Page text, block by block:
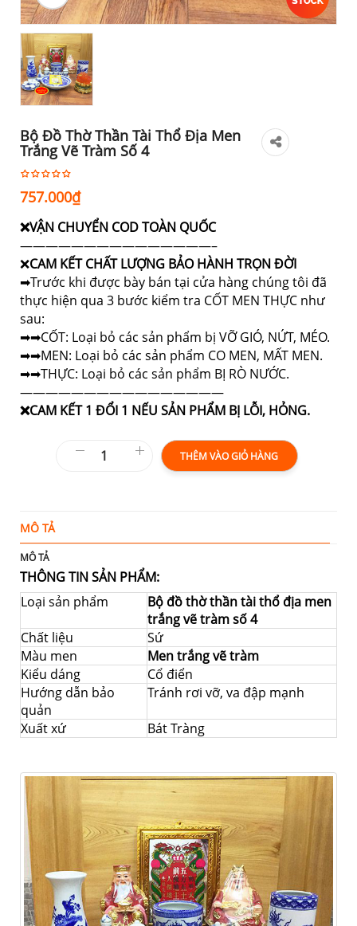
Bộ Đồ Thờ Thần Tài Thổ Địa Men
Trắng Vẽ Tràm Số 4
757.000₫
❌VẬN CHUYỂN COD TOÀN QUỐC
———————————————–
❌CAM KẾT CHẤT LƯỢNG BẢO HÀNH TRỌN ĐỜI
➡Trước khi được bày bán tại cửa hàng chúng tôi đã
thực hiện qua 3 bước kiểm tra CỐT MEN THỰC như
sau:
➡➡CỐT: Loại bỏ các sản phẩm bị VỠ GIÓ, NỨT, MÉO.
➡➡MEN: Loại bỏ các sản phẩm CO MEN, MẤT MEN.
➡➡THỰC: Loại bỏ các sản phẩm BỊ RÒ NƯỚC.
————————————————
❌CAM KẾT 1 ĐỔI 1 NẾU SẢN PHẨM BỊ LỖI, HỎNG.
THÊM VÀO GIỎ HÀNG
MÔ TẢ
MÔ TẢ
THÔNG TIN SẢN PHẨM:
Loại sản phẩm
Bộ đồ thờ thần tài thổ địa men
trắng vẽ tràm số 4
Chất liệu
Sứ
Màu men
Men trắng vẽ tràm
Kiểu dáng
Cổ điển
Hướng dẫn bảo
quản
Tránh rơi vỡ, va đập mạnh
Xuất xứ Bát Tràng